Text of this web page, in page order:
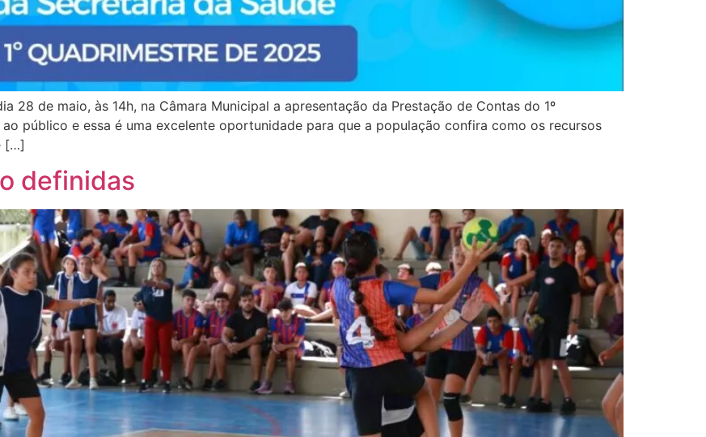
28 de maio, às 14h, na Câmara Municipal a apresentação da Prestação de Contas do 1º
público e essa é uma excelente oportunidade para que a população confira como os recursos
[…]
definidas